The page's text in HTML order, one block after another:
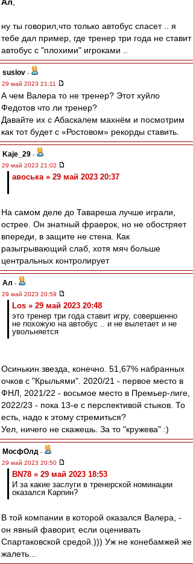
ну ты говорил,что только автобус спасет .. я
тебе дал пример, где тренер три года не ставит
автобус с "плохими" игроками ..
suslov -
29 май 2023 21:11
А чем Валера то не тренер? Этот хуйло
Федотов что ли тренер?
Давайте их с Абаскалем махнём и посмотрим
как тот будет с «Ростовом» рекорды ставить.
Kaje_29 -
29 май 2023 21:02
авоська » 29 май 2023 20:37
На самом деле до Тавареша лучше играли,
острее. Он знатный фраерок, но не обостряет
впереди, в защите не стена. Как
разыгрывающий слаб, хотя мяч больше
центральных контролирует
Ал -
29 май 2023 20:59
Los » 29 май 2023 20:48
это тренер три года ставит игру, совершенно
не похожую на автобус .. и не вылетает и не
увольняется
Осинькин звезда, конечно. 51,67% набранных
очков с "Крыльями". 2020/21 - первое место в
ФНЛ, 2021/22 - восьмое место в Премьер-лиге,
2022/23 - пока 13-е с перспективой стыков. То
есть, надо к этому стремиться?
Уел, ничего не скажешь. За то "кружева" :)
МосфОлд -
29 май 2023 20:50
BN78 » 29 май 2023 18:53
И за какие заслуги в тренерской номинации
оказался Карпин?
В той компании в которой оказался Валера, -
он явный фаворит, если оценивать
Спартаковской средой.))) Уж не конебамжей же
жалеть...